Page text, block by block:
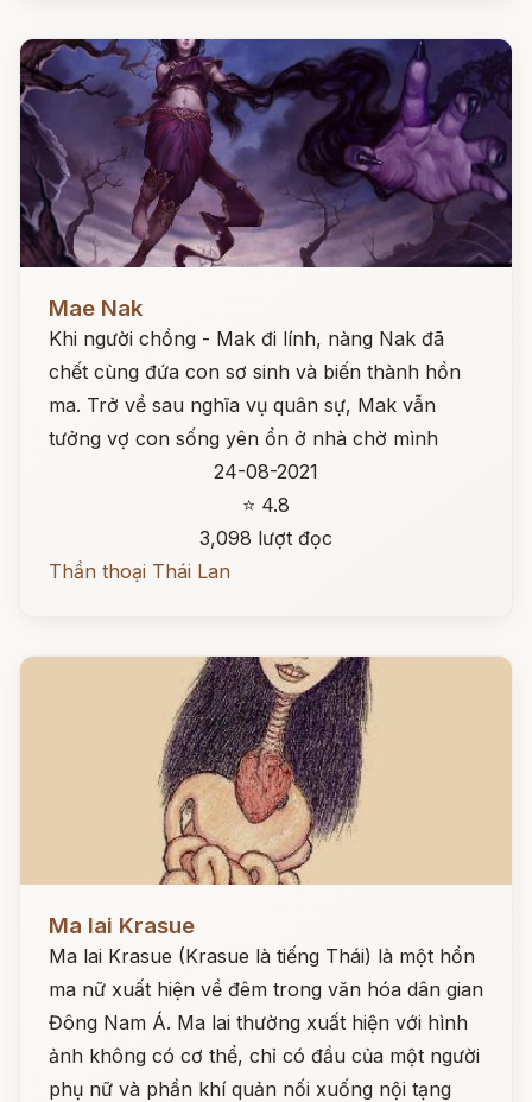
Mae Nak
Khi người chồng - Mak đi lính, nàng Nak đã
chết cùng đứa con sơ sinh và biến thành hồn
ma. Trở về sau nghĩa vụ quân sự, Mak vẫn
tưởng vợ con sống yên ổn ở nhà chờ mình
24-08-2021
⭐ 4.8
3,098 lượt đọc
Thần thoại Thái Lan
Ma lai Krasue
Ma lai Krasue (Krasue là tiếng Thái) là một hồn
ma nữ xuất hiện về đêm trong văn hóa dân gian
Đông Nam Á. Ma lai thường xuất hiện với hình
ảnh không có cơ thể, chỉ có đầu của một người
phụ nữ và phần khí quản nối xuống nội tạng